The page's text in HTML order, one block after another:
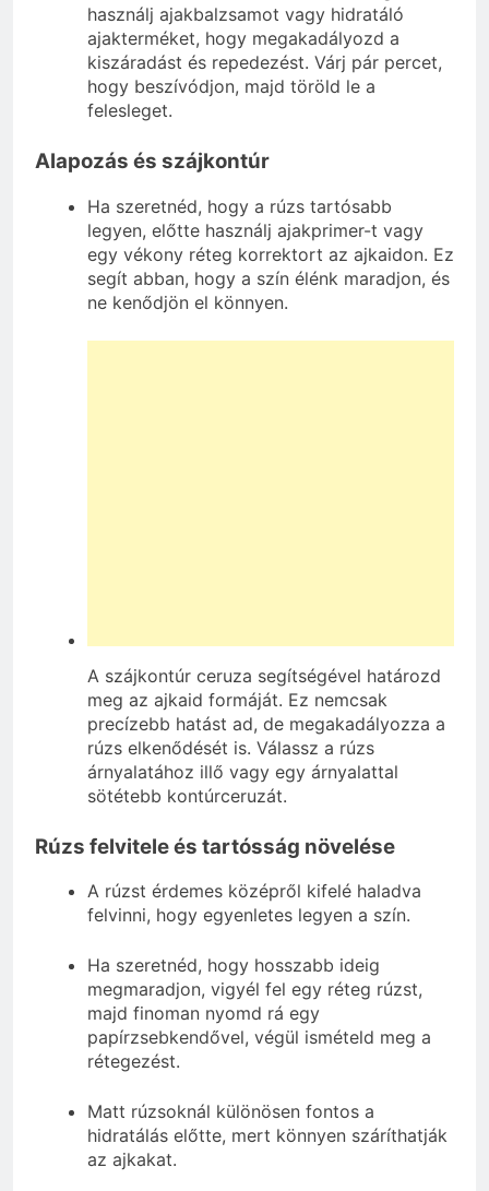
használj ajakbalzsamot vagy hidratáló
ajakterméket, hogy megakadályozd a
kiszáradást és repedezést. Várj pár percet,
hogy beszívódjon, majd töröld le a
felesleget.
Alapozás és szájkontúr
Ha szeretnéd, hogy a rúzs tartósabb
legyen, előtte használj ajakprimer-t vagy
egy vékony réteg korrektort az ajkaidon. Ez
segít abban, hogy a szín élénk maradjon, és
ne kenődjön el könnyen.
A szájkontúr ceruza segítségével határozd
meg az ajkaid formáját. Ez nemcsak
precízebb hatást ad, de megakadályozza a
rúzs elkenődését is. Válassz a rúzs
árnyalatához illő vagy egy árnyalattal
sötétebb kontúrceruzát.
Rúzs felvitele és tartósság növelése
A rúzst érdemes középről kifelé haladva
felvinni, hogy egyenletes legyen a szín.
Ha szeretnéd, hogy hosszabb ideig
megmaradjon, vigyél fel egy réteg rúzst,
majd finoman nyomd rá egy
papírzsebkendővel, végül ismételd meg a
rétegezést.
Matt rúzsoknál különösen fontos a
hidratálás előtte, mert könnyen száríthatják
az ajkakat.